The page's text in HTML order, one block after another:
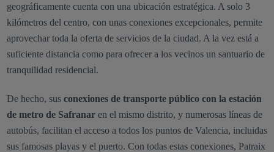
geográficamente cuenta con una ubicación estratégica. A solo 3
kilómetros del centro, con unas conexiones excepcionales, permite
aprovechar toda la oferta de servicios de la ciudad. A la vez está a
suficiente distancia como para ofrecer a los vecinos un santuario de
tranquilidad residencial.
De hecho, sus conexiones de transporte público con la estación
de metro de Safranaren el mismo distrito, y numerosas líneas de
autobús, facilitan el acceso a todos los puntos de Valencia, incluidas
sus famosas playas y el puerto. Con todas estas conexiones, Patraix